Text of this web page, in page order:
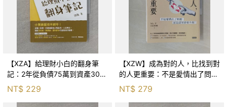
【XZA】給理財小白的翻身筆
記：2年從負債75萬到資產300
萬，ETF讓我走在財務自由路上_
鐵蛋
NT$ 229
【XZW】成為對的人，比找到對
的人更重要：不是愛情出了問
題，而是認知需要升級！_Mr. P
NT$ 279